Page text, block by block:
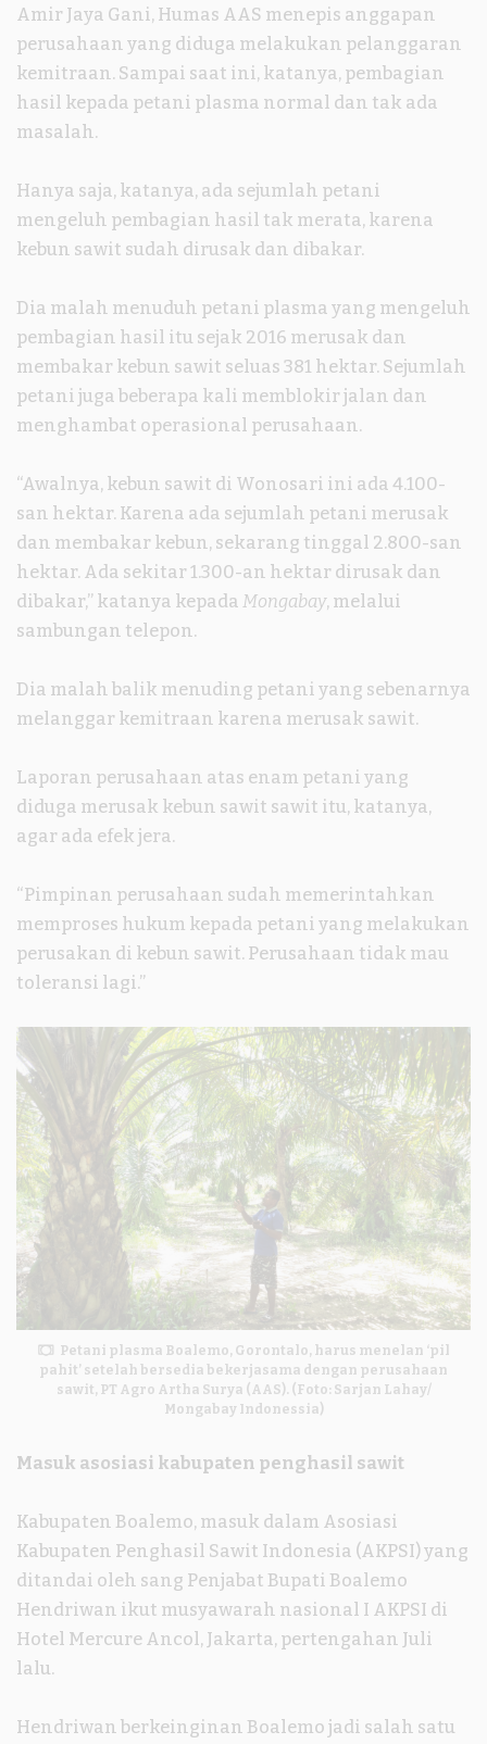
Amir Jaya Gani, Humas AAS menepis anggapan
perusahaan yang diduga melakukan pelanggaran
kemitraan. Sampai saat ini, katanya, pembagian
hasil kepada petani plasma normal dan tak ada
masalah.
Hanya saja, katanya, ada sejumlah petani
mengeluh pembagian hasil tak merata, karena
kebun sawit sudah dirusak dan dibakar.
Dia malah menuduh petani plasma yang mengeluh
pembagian hasil itu sejak 2016 merusak dan
membakar kebun sawit seluas 381 hektar. Sejumlah
petani juga beberapa kali memblokir jalan dan
menghambat operasional perusahaan.
“Awalnya, kebun sawit di Wonosari ini ada 4.100-
san hektar. Karena ada sejumlah petani merusak
dan membakar kebun, sekarang tinggal 2.800-san
hektar. Ada sekitar 1.300-an hektar dirusak dan
dibakar,” katanya kepada Mongabay, melalui
sambungan telepon.
Dia malah balik menuding petani yang sebenarnya
melanggar kemitraan karena merusak sawit.
Laporan perusahaan atas enam petani yang
diduga merusak kebun sawit sawit itu, katanya,
agar ada efek jera.
“Pimpinan perusahaan sudah memerintahkan
memproses hukum kepada petani yang melakukan
perusakan di kebun sawit. Perusahaan tidak mau
toleransi lagi.”
Petani plasma Boalemo, Gorontalo, harus menelan ‘pil
pahit’ setelah bersedia bekerjasama dengan perusahaan
sawit, PT Agro Artha Surya (AAS). (Foto: Sarjan Lahay/
Mongabay Indonessia)
Masuk asosiasi kabupaten penghasil sawit
Kabupaten Boalemo, masuk dalam Asosiasi
Kabupaten Penghasil Sawit Indonesia (AKPSI) yang
ditandai oleh sang Penjabat Bupati Boalemo
Hendriwan ikut musyawarah nasional I AKPSI di
Hotel Mercure Ancol, Jakarta, pertengahan Juli
lalu.
Hendriwan berkeinginan Boalemo jadi salah satu